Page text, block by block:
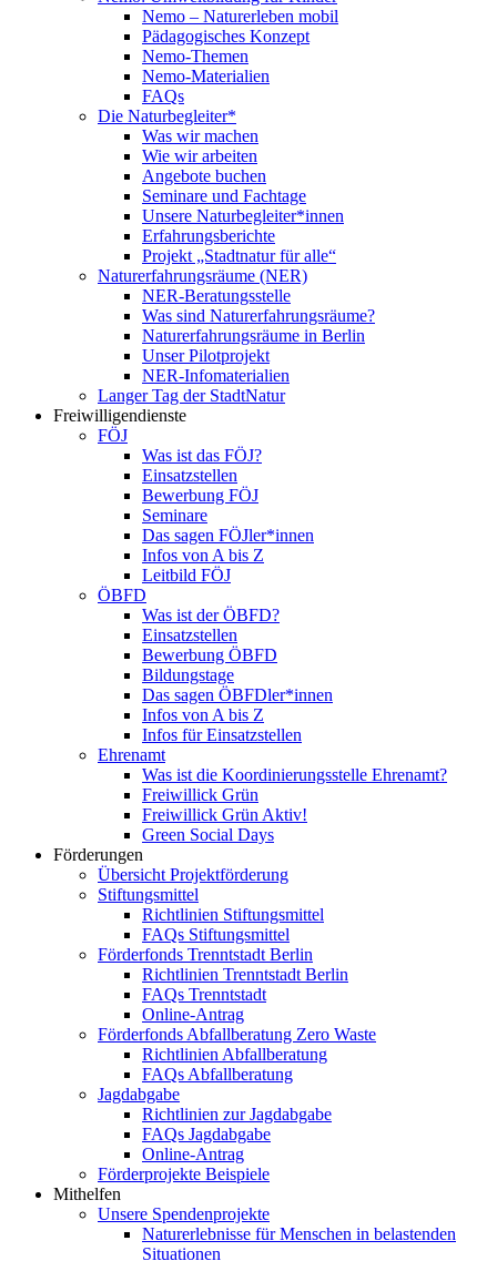
Nemo – Naturerleben mobil
Pädagogisches Konzept
Nemo-Themen
Nemo-Materialien
FAQs
Die Naturbegleiter*
Was wir machen
Wie wir arbeiten
Angebote buchen
Seminare und Fachtage
Unsere Naturbegleiter*innen
Erfahrungsberichte
Projekt „Stadtnatur für alle“
Naturerfahrungsräume (NER)
NER-Beratungsstelle
Was sind Naturerfahrungsräume?
Naturerfahrungsräume in Berlin
Unser Pilotprojekt
NER-Infomaterialien
Langer Tag der StadtNatur
Freiwilligendienste
FÖJ
Was ist das FÖJ?
Einsatzstellen
Bewerbung FÖJ
Seminare
Das sagen FÖJler*innen
Infos von A bis Z
Leitbild FÖJ
ÖBFD
Was ist der ÖBFD?
Einsatzstellen
Bewerbung ÖBFD
Bildungstage
Das sagen ÖBFDler*innen
Infos von A bis Z
Infos für Einsatzstellen
Ehrenamt
Was ist die Koordinierungsstelle Ehrenamt?
Freiwillick Grün
Freiwillick Grün Aktiv!
Green Social Days
Förderungen
Übersicht Projektförderung
Stiftungsmittel
Richtlinien Stiftungsmittel
FAQs Stiftungsmittel
Förderfonds Trenntstadt Berlin
Richtlinien Trenntstadt Berlin
FAQs Trenntstadt
Online-Antrag
Förderfonds Abfallberatung Zero Waste
Richtlinien Abfallberatung
FAQs Abfallberatung
Jagdabgabe
Richtlinien zur Jagdabgabe
FAQs Jagdabgabe
Online-Antrag
Förderprojekte Beispiele
Mithelfen
Unsere Spendenprojekte
Naturerlebnisse für Menschen in belastenden
Situationen